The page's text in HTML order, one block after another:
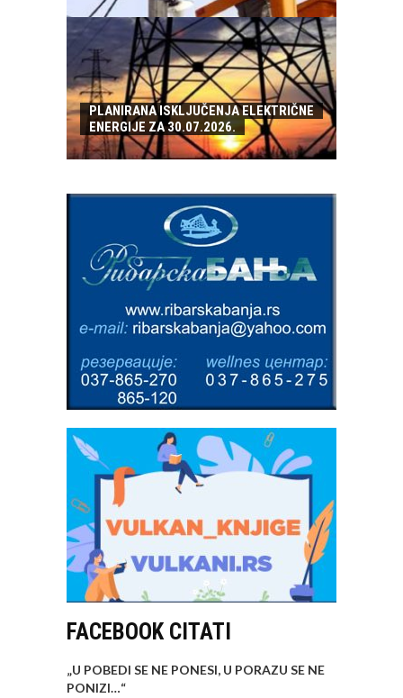
PLANIRANA ISKLJUČENJA ELEKTRIČNE
ENERGIJE ZA 30.07.2026.
FACEBOOK CITATI
„U POBEDI SE NE PONESI, U PORAZU SE NE
PONIZI…“